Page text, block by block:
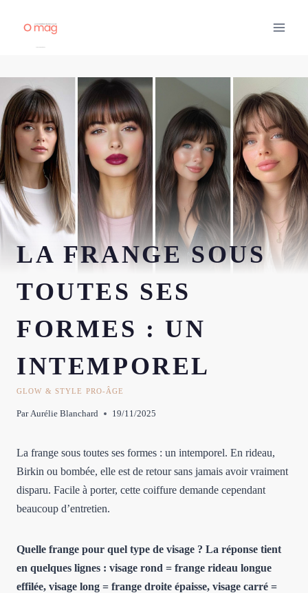
LA FRANGE SOUS
TOUTES SES
FORMES : UN
INTEMPOREL
GLOW & STYLE PRO-ÂGE
Par Aurélie Blanchard 19/11/2025
La frange sous toutes ses formes : un intemporel. En rideau,
Birkin ou bombée, elle est de retour sans jamais avoir vraiment
disparu. Facile à porter, cette coiffure demande cependant
beaucoup d’entretien.
Quelle frange pour quel type de visage ? La réponse tient
en quelques lignes : visage rond = frange rideau longue
effilée, visage long = frange droite épaisse, visage carré =